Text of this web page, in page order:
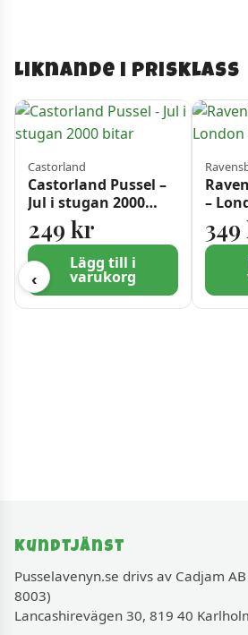
Liknande i prisklass
‹
Castorland
Castorland Pussel –
Jul i stugan 2000
bitar
249 kr
Lägg till i
varukorg
–
349
Kundtjänst
Pusselavenyn.se drivs av Cadjam
8003)
Lancashirevägen 30, 819 40